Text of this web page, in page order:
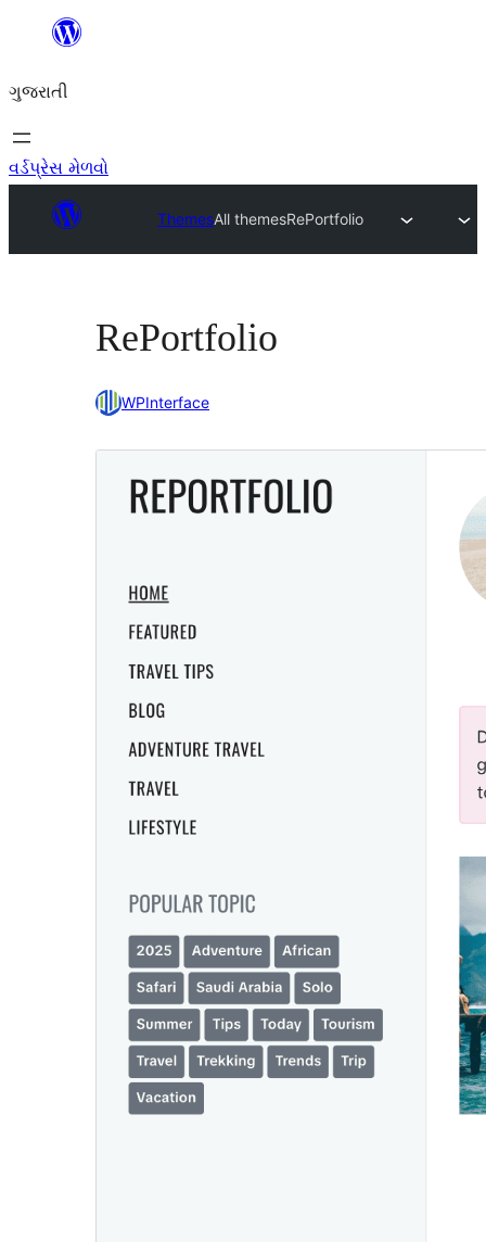
કંટેન્ટ(લખાણ)
જાઓ
ગુજરાતી
વર્ડપ્રેસ મેળવો
ThemesAll themesRePortfolio
RePortfolio
WPInterface